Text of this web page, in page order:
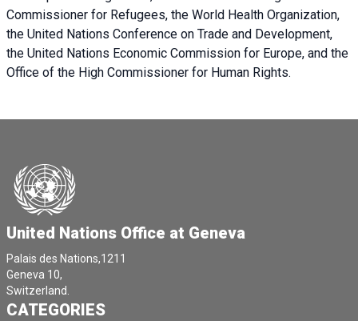
Commissioner for Refugees, the World Health Organization,
the United Nations Conference on Trade and Development,
the United Nations Economic Commission for Europe, and the
Office of the High Commissioner for Human Rights.
United Nations Office at Geneva
Palais des Nations,1211
Geneva 10,
Switzerland.
CATEGORIES